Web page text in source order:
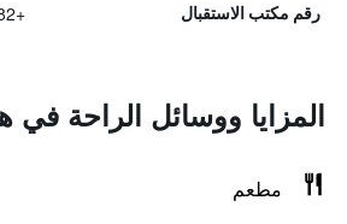
رقم مكتب الاستقبال +82 (0) 22 058 1000
المزايا ووسائل الراحة في
مطعم